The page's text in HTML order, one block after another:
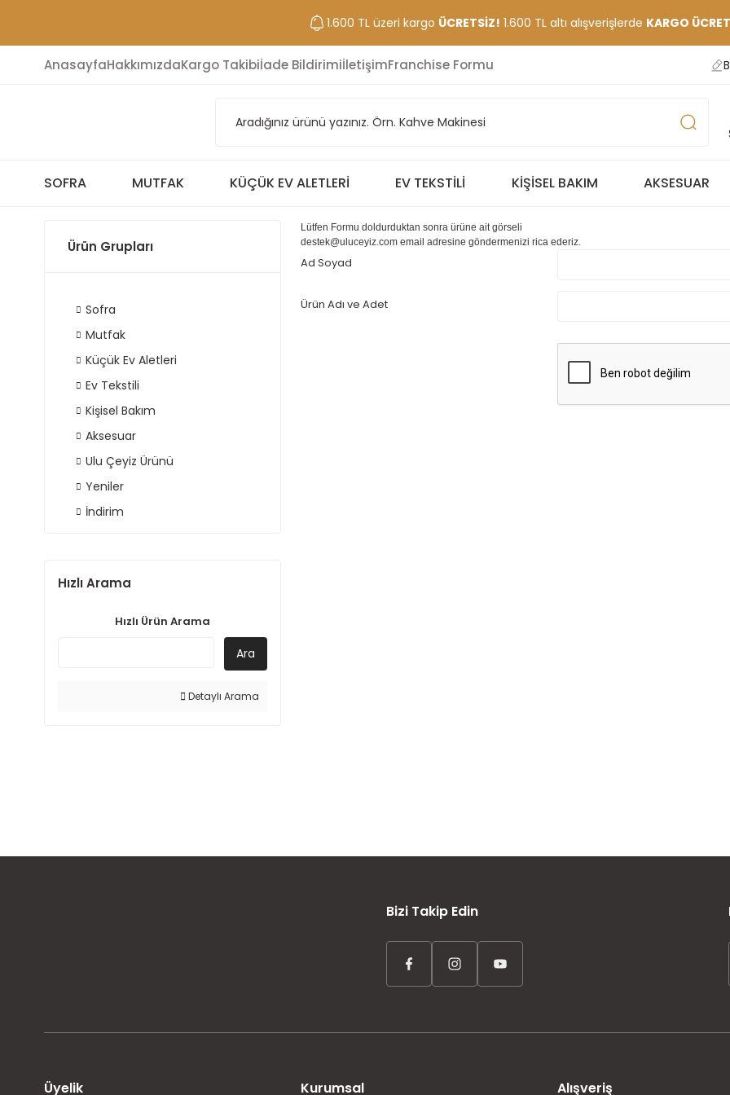
1.600 TL üzeri kargo ÜCRETSİZ! 1.600 TL altı alışverişlerde KARGO
AnasayfaHakkımızdaKargo Takibiİade BildirimiİletişimFranchise Formu
SOFRA MUTFAK KÜÇÜK EV ALETLERI EV TEKSTILI KIŞISEL BAKIM AKSESUAR
Ürün Grupları
Sofra
Mutfak
Küçük Ev Aletleri
Ev Tekstili
Kişisel Bakım
Aksesuar
Ulu Çeyiz Ürünü
Yeniler
İndirim
Hızlı Arama
Hızlı Ürün Arama
Ara
Detaylı Arama
Lütfen Formu doldurduktan sonra ürüne ait görseli
destek@uluceyiz.com email adresine göndermenizi rica ederiz.
Ad Soyad
Ürün Adı ve Adet
Bizi Takip Edin
Üyelik Kurumsal Alışveriş